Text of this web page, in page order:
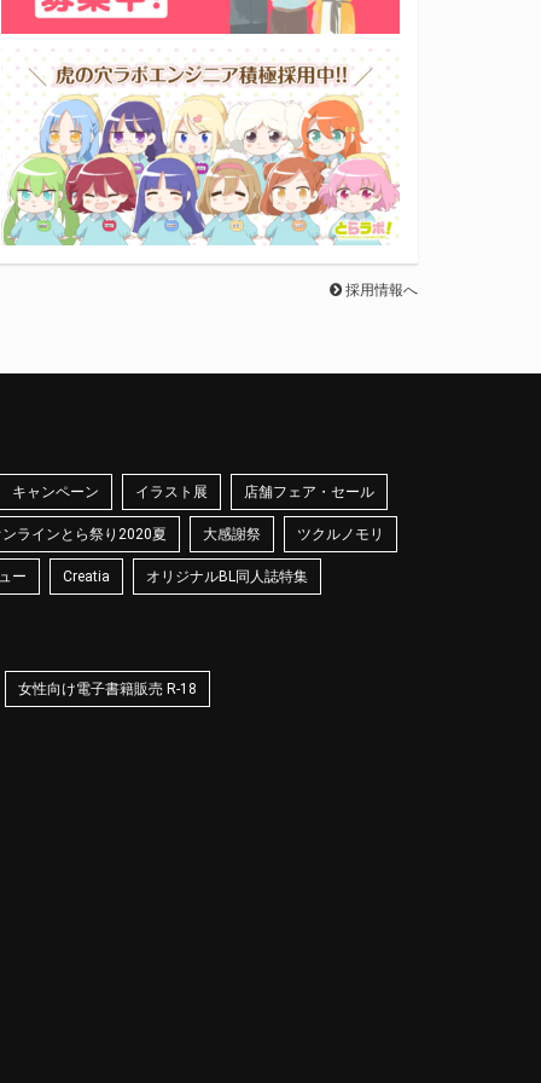
採用情報へ
キャンペーン イラスト展 店舗フェア・セール
ラインとら祭り2020夏 大感謝祭 ツクルノモリ
ー Creatia オリジナルBL同人誌特集
女性向け電子書籍販売 R-18